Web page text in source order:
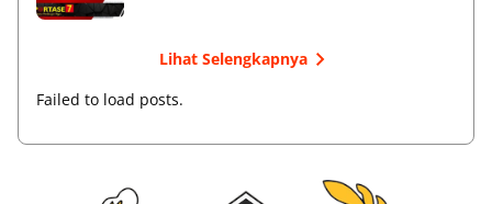
Lihat Selengkapnya
Failed to load posts.